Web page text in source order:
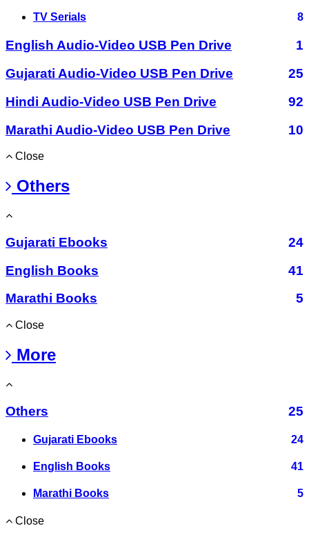
TV Serials 8
English Audio-Video USB Pen Drive
1
Gujarati Audio-Video USB Pen Drive
25
Hindi Audio-Video USB Pen Drive
92
Marathi Audio-Video USB Pen Drive
10
Close
Others
Gujarati Ebooks
24
English Books
41
Marathi Books
5
Close
More
Others 25
Gujarati Ebooks 24
English Books 41
Marathi Books 5
Close